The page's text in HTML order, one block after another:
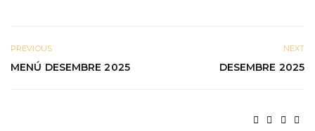
PREVIOUS
MENÚ DESEMBRE 2025
NEXT
DESEMBRE 2025